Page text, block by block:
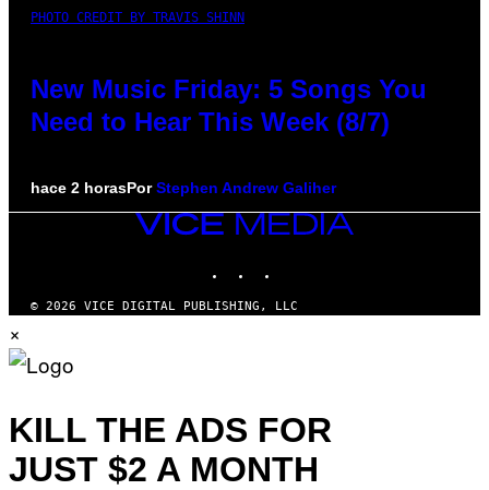
PHOTO CREDIT BY TRAVIS SHINN
New Music Friday: 5 Songs You
Need to Hear This Week (8/7)
hace 2 horasPorStephen Andrew Galiher
VICE
© 2026 VICE DIGITAL PUBLISHING, LLC
×
KILL THE ADS FOR
JUST $2 A MONTH